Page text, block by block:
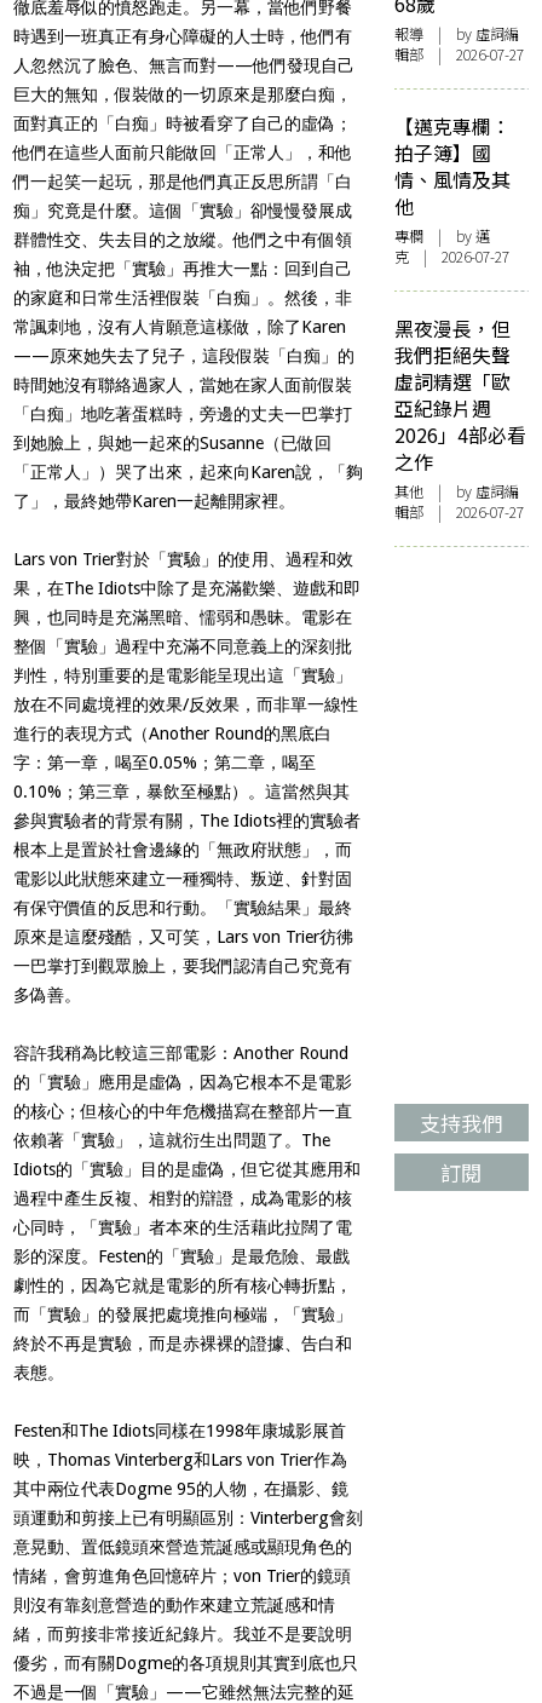
徹底羞辱似的憤怒跑走。另一幕，當他們野餐
時遇到一班真正有身心障礙的人士時，他們有
人忽然沉了臉色、無言而對——他們發現自己
巨大的無知，假裝做的一切原來是那麼白痴，
面對真正的「白痴」時被看穿了自己的虛偽；
他們在這些人面前只能做回「正常人」，和他
們一起笑一起玩，那是他們真正反思所謂「白
痴」究竟是什麼。這個「實驗」卻慢慢發展成
群體性交、失去目的之放縱。他們之中有個領
袖，他決定把「實驗」再推大一點：回到自己
的家庭和日常生活裡假裝「白痴」。然後，非
常諷刺地，沒有人肯願意這樣做，除了Karen
——原來她失去了兒子，這段假裝「白痴」的
時間她沒有聯絡過家人，當她在家人面前假裝
「白痴」地吃著蛋糕時，旁邊的丈夫一巴掌打
到她臉上，與她一起來的Susanne （已做回
「正常人」）哭了出來，起來向Karen說，「夠
了」，最終她帶Karen一起離開家裡。
Lars von Trier對於「實驗」的使用、過程和效
果，在The Idiots中除了是充滿歡樂、遊戲和即
興，也同時是充滿黑暗、懦弱和愚昧。電影在
整個「實驗」過程中充滿不同意義上的深刻批
判性，特別重要的是電影能呈現出這「實驗」
放在不同處境裡的效果/反效果，而非單一線性
進行的表現方式（Another Round的黑底白
字：第一章，喝至0.05% ；第二章，喝至
0.10% ；第三章，暴飲至極點）。這當然與其
參與實驗者的背景有關， The Idiots裡的實驗者
根本上是置於社會邊緣的「無政府狀態」，而
電影以此狀態來建立一種獨特、叛逆、針對固
有保守價值的反思和行動。「實驗結果」最終
原來是這麼殘酷，又可笑， Lars von Trier彷彿
一巴掌打到觀眾臉上，要我們認清自己究竟有
多偽善。
容許我稍為比較這三部電影：Another Round
的「實驗」應用是虛偽，因為它根本不是電影
的核心；但核心的中年危機描寫在整部片一直
依賴著「實驗」，這就衍生出問題了。 The
Idiots的「實驗」目的是虛偽，但它從其應用和
過程中產生反複、相對的辯證，成為電影的核
心同時，「實驗」者本來的生活藉此拉闊了電
影的深度。 Festen的「實驗」是最危險、最戲
劇性的，因為它就是電影的所有核心轉折點，
而「實驗」的發展把處境推向極端，「實驗」
終於不再是實驗，而是赤裸裸的證據、告白和
表態。
Festen和The Idiots同樣在1998年康城影展首
映， Thomas Vinterberg和Lars von Trier作為
其中兩位代表Dogme 95的人物，在攝影、鏡
頭運動和剪接上已有明顯區別：Vinterberg會刻
意晃動、置低鏡頭來營造荒誕感或顯現角色的
情緒，會剪進角色回憶碎片；von Trier的鏡頭
則沒有靠刻意營造的動作來建立荒誕感和情
緒，而剪接非常接近紀錄片。我並不是要說明
優劣，而有關Dogme的各項規則其實到底也只
不過是一個「實驗」 ——它雖然無法完整的延
報導 | by 虛詞編
輯部 | 2026-07-27
【邁克專欄：
拍子簿】國
情、風情及其
他
專欄 | by邁
克 | 2026-07-27
黑夜漫長，但
我們拒絕失聲
虛詞精選「歐
亞紀錄片週
2026」4部必看
之作
其他 | by 虛詞編
輯部 | 2026-07-27
支持我們
訂閱